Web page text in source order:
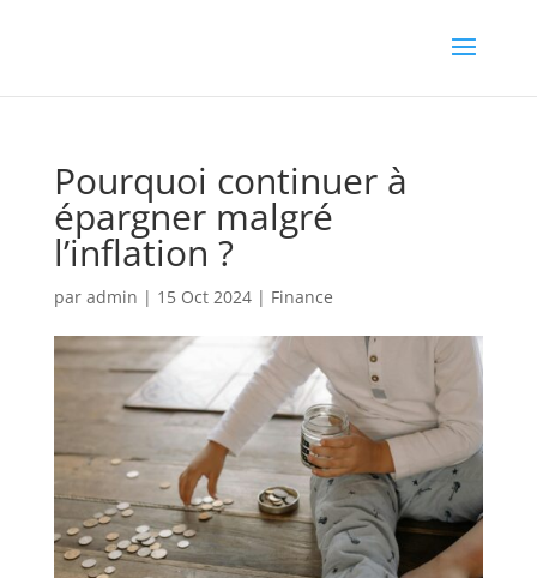
Pourquoi continuer à
épargner malgré
l’inflation ?
par admin | 15 Oct 2024| Finance